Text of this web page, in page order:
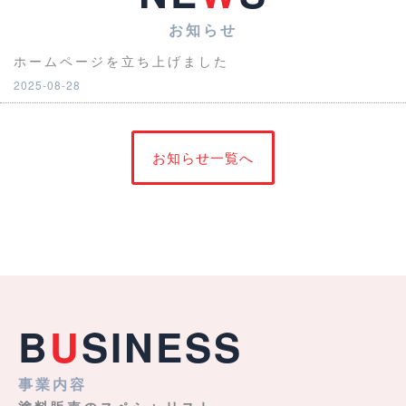
お知らせ
ホームページを立ち上げました
2025-08-28
お知らせ一覧へ
BUSINESS
事業内容